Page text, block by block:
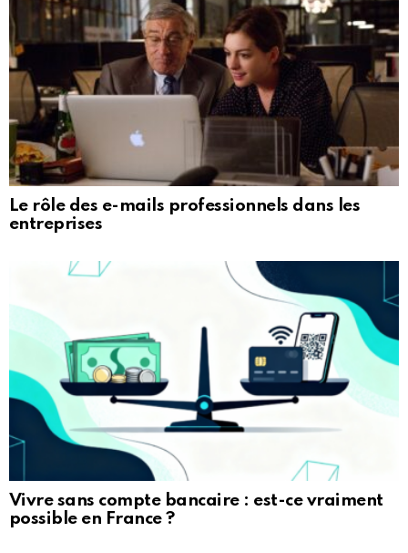
Le rôle des e-mails professionnels dans les
entreprises
Vivre sans compte bancaire : est-ce vraiment
possible en France ?